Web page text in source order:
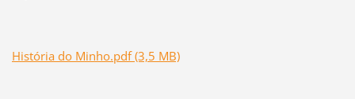
História do Minho.pdf (3,5 MB)